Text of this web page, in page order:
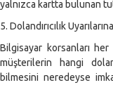
yalnızca kartta bulunan
5. Dolandırıcılık
Bilgisayar korsanları
müşterilerin hangi
bilmesini neredeyse